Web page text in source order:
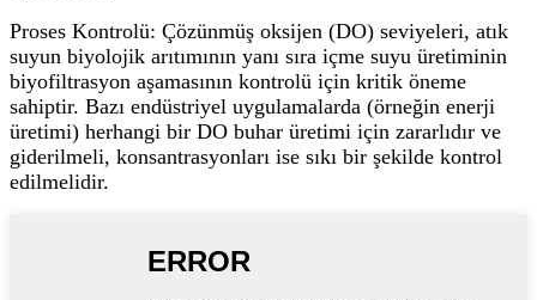
Proses Kontrolü: Çözünmüş oksijen (DO) seviyeleri, atık
suyun biyolojik arıtımının yanı sıra içme suyu üretiminin
biyofiltrasyon aşamasının kontrolü için kritik öneme
sahiptir. Bazı endüstriyel uygulamalarda (örneğin enerji
üretimi) herhangi bir DO buhar üretimi için zararlıdır ve
giderilmeli, konsantrasyonları ise sıkı bir şekilde kontrol
edilmelidir.